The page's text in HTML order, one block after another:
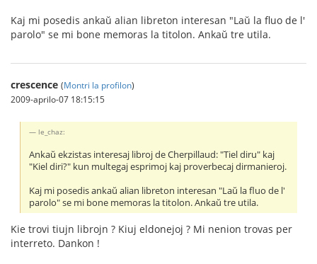
Kaj mi posedis ankaŭ alian libreton interesan "Laŭ la fluo de l'
parolo" se mi bone memoras la titolon. Ankaŭ tre utila.
crescence (Montri la profilon)
2009-aprilo-07 18:15:15
le_chaz:
Ankaŭ ekzistas interesaj libroj de Cherpillaud: "Tiel diru" kaj
"Kiel diri?" kun multegaj esprimoj kaj proverbecaj dirmanieroj.
Kaj mi posedis ankaŭ alian libreton interesan "Laŭ la fluo de l'
parolo" se mi bone memoras la titolon. Ankaŭ tre utila.
Kie trovi tiujn librojn ? Kiuj eldonejoj ? Mi nenion trovas per
interreto. Dankon !